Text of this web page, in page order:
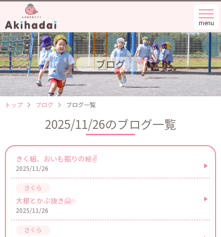
menu
ブログ
トップ ブログ ブログ一覧
2025/11/26のブログ一覧
きく組、おいも掘りの絵✌️
2025/11/26
大根とかぶ抜き🤗✨
2025/11/26